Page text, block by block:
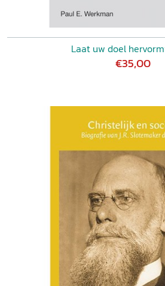
Laat uw doel
€35,00